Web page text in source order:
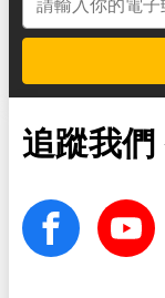
追蹤我們
facebook Youtube